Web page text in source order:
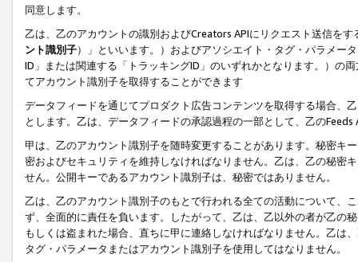
同意します。
乙は、乙のアカウントの識別およびCreators APIにリクエスト送信を
ント識別子）」といいます。）およびアソシエイト・タグ・パラメー
ID」または関連する「トラッキングID」のいずれかとなります。）の
てアカウント識別子を取得することができます
データフィードを通じてプロダクト広告コンテンツを取得する場合、
とします。乙は、データフィードの承認過程の一部として、乙の
甲は、乙のアカウント識別子を随時変更することがあります。秘密キ
密およびセキュリティを維持しなければなりません。乙は、乙の秘密
せん。公開キーであるアカウント識別子は、秘密ではありません。
乙は、乙のアカウント識別子のもとで行われる全ての活動について、
ず、全面的に責任を負います。したがって、乙は、乙以外の者が乙の
もしくは盗まれた場合、直ちに甲に連絡しなければなりません。乙は
タグ・パラメータまたはアカウント識別子を使用してはなりません。